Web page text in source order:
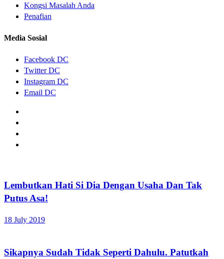
Kongsi Masalah Anda
Penafian
Media Sosial
Facebook DC
Twitter DC
Instagram DC
Email DC
Lembutkan Hati Si Dia Dengan Usaha Dan Tak
Putus Asa!
18 July 2019
Sikapnya Sudah Tidak Seperti Dahulu. Patutkah